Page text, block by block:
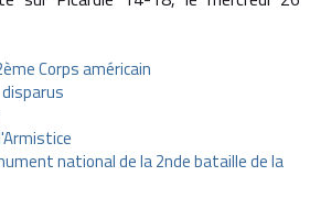
Corps américain
national de la 2nde bataille de la